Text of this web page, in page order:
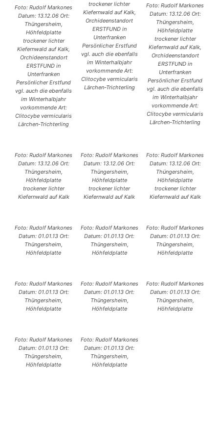
Foto: Rudolf Markones
Datum: 13.12.06 Ort:
Thüngersheim,
Höhfeldplatte
trockener lichter
Kiefernwald auf Kalk,
Orchideenstandort
ERSTFUND in
Unterfranken
Persönlicher Erstfund
vgl. auch die ebenfalls
im Winterhalbjahr
vorkommende Art:
Clitocybe vermicularis
Lärchen-Trichterling
trockener lichter
Kiefernwald auf Kalk,
Orchideenstandort
ERSTFUND in
Unterfranken
Persönlicher Erstfund
vgl. auch die ebenfalls
im Winterhalbjahr
vorkommende Art:
Clitocybe vermicularis
Lärchen-Trichterling
Foto: Rudolf Markones
Datum: 13.12.06 Ort:
Thüngersheim,
Höhfeldplatte
trockener lichter
Kiefernwald auf Kalk,
Orchideenstandort
ERSTFUND in
Unterfranken
Persönlicher Erstfund
vgl. auch die ebenfalls
im Winterhalbjahr
vorkommende Art:
Clitocybe vermicularis
Lärchen-Trichterling
Foto: Rudolf Markones
Datum: 13.12.06 Ort:
Thüngersheim,
Höhfeldplatte
trockener lichter
Kiefernwald auf Kalk
Foto: Rudolf Markones
Datum: 13.12.06 Ort:
Thüngersheim,
Höhfeldplatte
trockener lichter
Kiefernwald auf Kalk
Foto: Rudolf Markones
Datum: 13.12.06 Ort:
Thüngersheim,
Höhfeldplatte
trockener lichter
Kiefernwald auf Kalk
Foto: Rudolf Markones
Datum: 01.01.13 Ort:
Thüngersheim,
Höhfeldplatte
Foto: Rudolf Markones
Datum: 01.01.13 Ort:
Thüngersheim,
Höhfeldplatte
Foto: Rudolf Markones
Datum: 01.01.13 Ort:
Thüngersheim,
Höhfeldplatte
Foto: Rudolf Markones
Datum: 01.01.13 Ort:
Thüngersheim,
Höhfeldplatte
Foto: Rudolf Markones
Datum: 01.01.13 Ort:
Thüngersheim,
Höhfeldplatte
Foto: Rudolf Markones
Datum: 01.01.13 Ort:
Thüngersheim,
Höhfeldplatte
Foto: Rudolf Markones
Datum: 01.01.13 Ort:
Thüngersheim,
Höhfeldplatte
Foto: Rudolf Markones
Datum: 01.01.13 Ort:
Thüngersheim,
Höhfeldplatte